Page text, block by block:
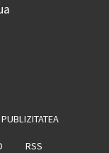
PUBLIZITATEA
RSS